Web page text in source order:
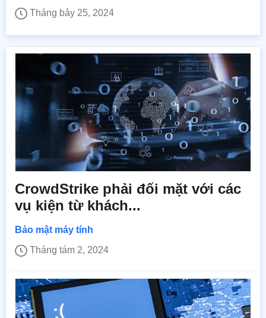
Tháng bảy 25, 2024
CrowdStrike phải đối mặt với các
vụ kiện từ khách...
Bảo mật máy tính
Tháng tám 2, 2024